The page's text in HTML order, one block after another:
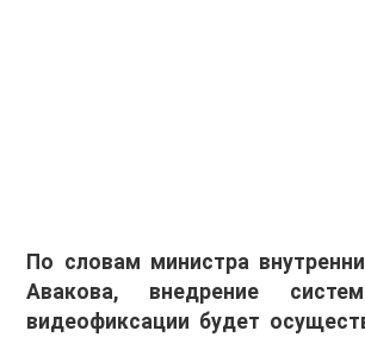
По словам министра
Авакова, внедрение
видеофиксации будет